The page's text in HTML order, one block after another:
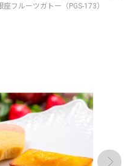
座フルーツガトー（PGS-173）